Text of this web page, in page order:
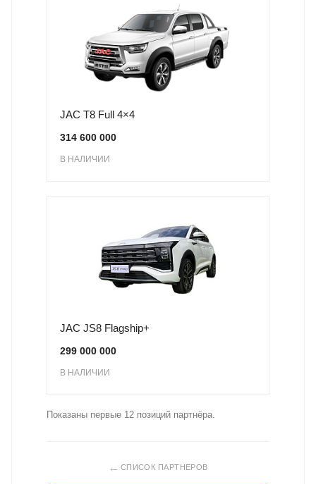
JAC T8 Full 4×4
314 600 000
В НАЛИЧИИ
JAC JS8 Flagship+
299 000 000
В НАЛИЧИИ
Показаны первые 12 позиций партнёра.
← СПИСОК ПАРТНЕРОВ